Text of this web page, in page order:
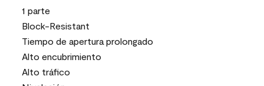
1 parte
Block-Resistant
Tiempo de apertura prolongado
Alto encubrimiento
Alto tráfico